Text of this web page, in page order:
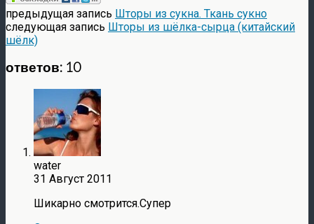
предыдущая запись Шторы из сукна. Ткань сукно
следующая запись Шторы из шёлка-сырца (китайский
шёлк)
ответов: 10
water
31 Август 2011
Шикарно смотрится.Супер